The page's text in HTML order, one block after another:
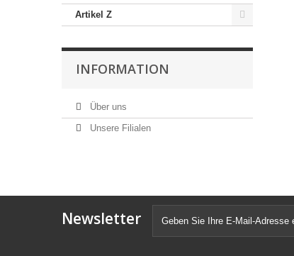
Artikel Z
INFORMATION
Über uns
Unsere Filialen
Newsletter